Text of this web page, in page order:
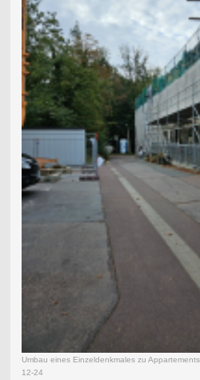
Umbau eines Einzeldenkmales zu
12-24